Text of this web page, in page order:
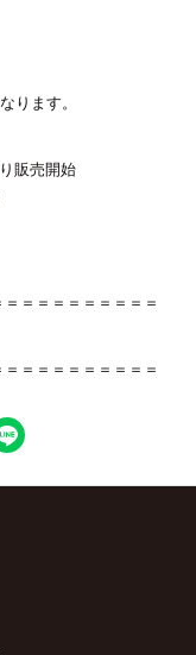
ります。
販売開始
＝＝＝＝＝＝＝＝＝
＝＝＝＝＝＝＝＝＝